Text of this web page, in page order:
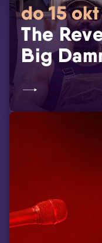
do 15 okt
The
Big